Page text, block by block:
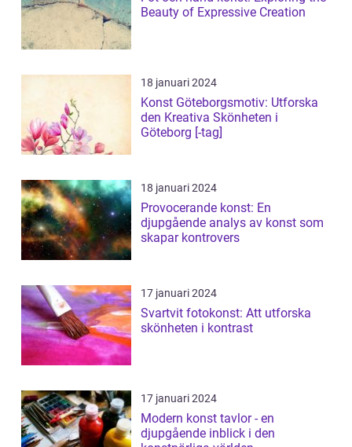
Beauty of Expressive Creation
18 januari 2024
Konst Göteborgsmotiv: Utforska
den Kreativa Skönheten i
Göteborg [-tag]
18 januari 2024
Provocerande konst: En
djupgående analys av konst som
skapar kontrovers
17 januari 2024
Svartvit fotokonst: Att utforska
skönheten i kontrast
17 januari 2024
Modern konst tavlor - en
djupgående inblick i den